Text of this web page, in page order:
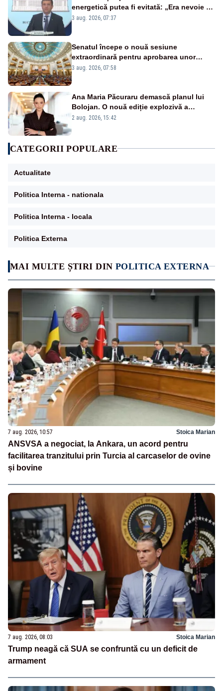
MAI MULTE ȘTIRI DIN POLITICA EXTERNA
7 aug. 2026, 10:57 Stoica Marian
ANSVSA a negociat, la Ankara, un acord pentru
facilitarea tranzitului prin Turcia al carcaselor de ovine
și bovine
7 aug. 2026, 08:03 Stoica Marian
Trump neagă că SUA se confruntă cu un deficit de
armament
energetică putea fi evitată: „Era nevoie să
ne facem iarna car și vara sanie”
3 aug. 2026, 07:37
Senatul începe o nouă sesiune
extraordinară pentru aprobarea unor
jaloane din PNRR
3 aug. 2026, 07:58
Ana Maria Păcuraru demască planul lui
Bolojan. O nouă ediție explozivă a
emisiunii „Miza Zilei” la Realitatea PLUS
2 aug. 2026, 15:42
CATEGORII POPULARE
Actualitate
Politica Interna - nationala
Politica Interna - locala
Politica Externa